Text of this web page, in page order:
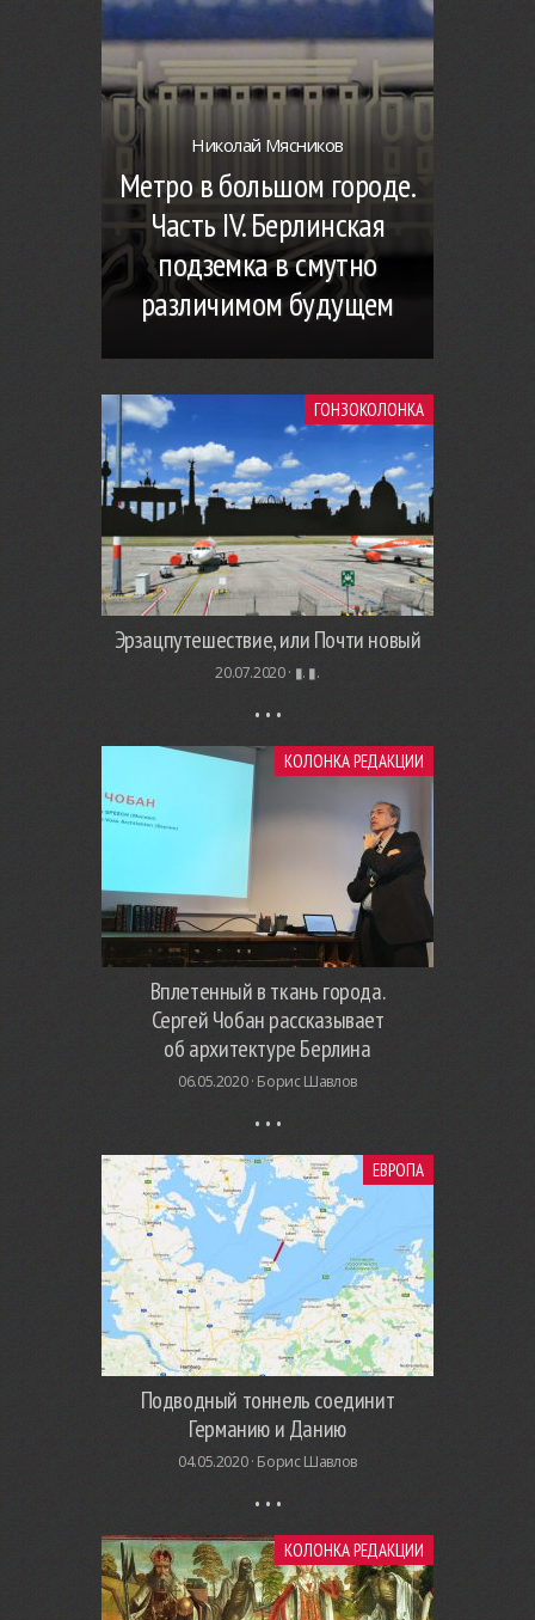
Николай Мясников
Метро в большом городе.
Часть IV. Берлинская
подземка в смутно
различимом будущем
ГОНЗОКОЛОНКА
Эрзацпутешествие, или Почти новый
20.07.2020 · ▮. ▮.
КОЛОНКА РЕДАКЦИИ
Вплетенный в ткань города.
Сергей Чобан рассказывает
об архитектуре Берлина
06.05.2020 · Борис Шавлов
ЕВРОПА
Подводный тоннель соединит
Германию и Данию
04.05.2020 · Борис Шавлов
КОЛОНКА РЕДАКЦИИ